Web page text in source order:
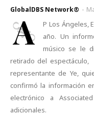
GlobalDBS Network® -
A
P Los Ángeles,
año. Un
músico se le
retirado del
representante de Ye,
confirmó la información
electrónico a
adicionales.